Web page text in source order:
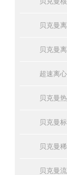
贝克曼
贝克曼
超速离
贝克曼
贝克曼
贝克曼
贝克曼